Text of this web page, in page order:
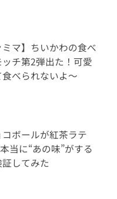
ミマ】ちいかわの食べ
チ第2弾出た！可愛
べられないよ〜
コボールが紅茶ラテ
当に“あの味”がする
してみた